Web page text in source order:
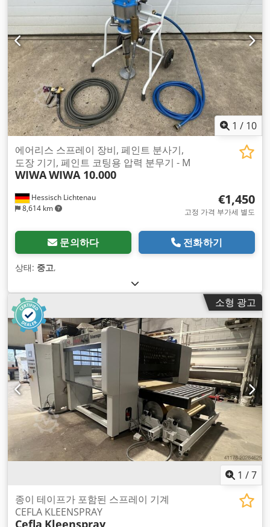
1 / 10
Hessisch Lichtenau
8,614 km
에어리스 스프레이 장비, 페인트 분사기,
도장 기기, 페인트 코팅용 압력 분무기 - M
WIWAWIWA 10.000
€1,450
고정 가격 부가세 별도
문의하다 전화하기
상태: 중고,
소형 광고
1 /7
종이 테이프가 포함된 스프레이 기계
CEFLA KLEENSPRAY
Cefla Kleenspray